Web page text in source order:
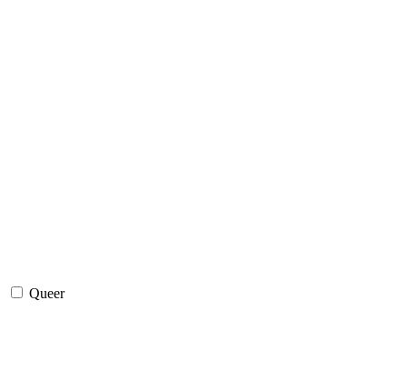
Queer